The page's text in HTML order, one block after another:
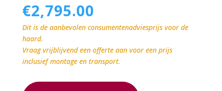
€2,795.00
Dit is de aanbevolen consumentenadviesprijs voor de
haard.
Vraag vrijblijvend een offerte aan voor een prijs
inclusief montage en transport.